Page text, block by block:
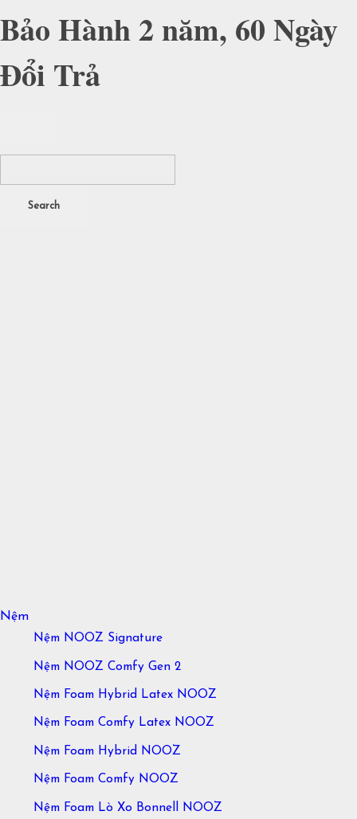
Bảo Hành 2 năm, 60 Ngày
Đổi Trả
Nệm
Nệm NOOZ Signature
Nệm NOOZ Comfy Gen 2
Nệm Foam Hybrid Latex NOOZ
Nệm Foam Comfy Latex NOOZ
Nệm Foam Hybrid NOOZ
Nệm Foam Comfy NOOZ
Nệm Foam Lò Xo Bonnell NOOZ